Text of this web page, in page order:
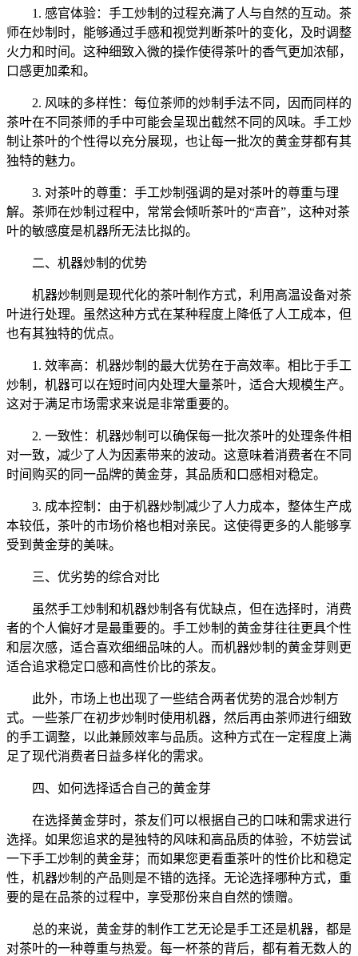
1. 感官体验：手工炒制的过程充满了人与自然的互动。茶
师在炒制时，能够通过手感和视觉判断茶叶的变化，及时调整
火力和时间。这种细致入微的操作使得茶叶的香气更加浓郁，
口感更加柔和。
2. 风味的多样性：每位茶师的炒制手法不同，因而同样的
茶叶在不同茶师的手中可能会呈现出截然不同的风味。手工炒
制让茶叶的个性得以充分展现，也让每一批次的黄金芽都有其
独特的魅力。
3. 对茶叶的尊重：手工炒制强调的是对茶叶的尊重与理
解。茶师在炒制过程中，常常会倾听茶叶的“声音”，这种对茶
叶的敏感度是机器所无法比拟的。
二、机器炒制的优势
机器炒制则是现代化的茶叶制作方式，利用高温设备对茶
叶进行处理。虽然这种方式在某种程度上降低了人工成本，但
也有其独特的优点。
1. 效率高：机器炒制的最大优势在于高效率。相比于手工
炒制，机器可以在短时间内处理大量茶叶，适合大规模生产。
这对于满足市场需求来说是非常重要的。
2. 一致性：机器炒制可以确保每一批次茶叶的处理条件相
对一致，减少了人为因素带来的波动。这意味着消费者在不同
时间购买的同一品牌的黄金芽，其品质和口感相对稳定。
3. 成本控制：由于机器炒制减少了人力成本，整体生产成
本较低，茶叶的市场价格也相对亲民。这使得更多的人能够享
受到黄金芽的美味。
三、优劣势的综合对比
虽然手工炒制和机器炒制各有优缺点，但在选择时，消费
者的个人偏好才是最重要的。手工炒制的黄金芽往往更具个性
和层次感，适合喜欢细细品味的人。而机器炒制的黄金芽则更
适合追求稳定口感和高性价比的茶友。
此外，市场上也出现了一些结合两者优势的混合炒制方
式。一些茶厂在初步炒制时使用机器，然后再由茶师进行细致
的手工调整，以此兼顾效率与品质。这种方式在一定程度上满
足了现代消费者日益多样化的需求。
四、如何选择适合自己的黄金芽
在选择黄金芽时，茶友们可以根据自己的口味和需求进行
选择。如果您追求的是独特的风味和高品质的体验，不妨尝试
一下手工炒制的黄金芽；而如果您更看重茶叶的性价比和稳定
性，机器炒制的产品则是不错的选择。无论选择哪种方式，重
要的是在品茶的过程中，享受那份来自自然的馈赠。
总的来说，黄金芽的制作工艺无论是手工还是机器，都是
对茶叶的一种尊重与热爱。每一杯茶的背后，都有着无数人的